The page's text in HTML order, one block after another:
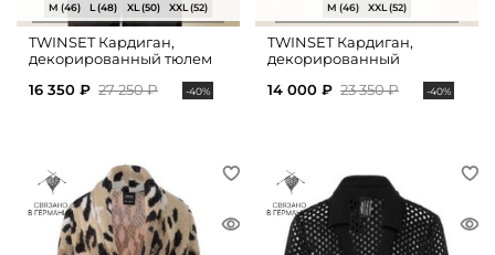
M (46) L (48) XL (50) XXL (52)
TWINSET Кардиган,
декорированный тюлем
16 350 ₽ 27 250 ₽ -40%
M (46) XXL (52)
TWINSET Кардиган,
декорированный
14 000 ₽ 23 350 ₽ -40%